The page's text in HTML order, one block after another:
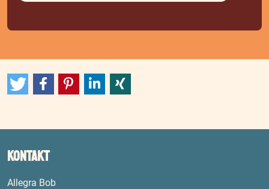
Kontakt
Allegra Bob